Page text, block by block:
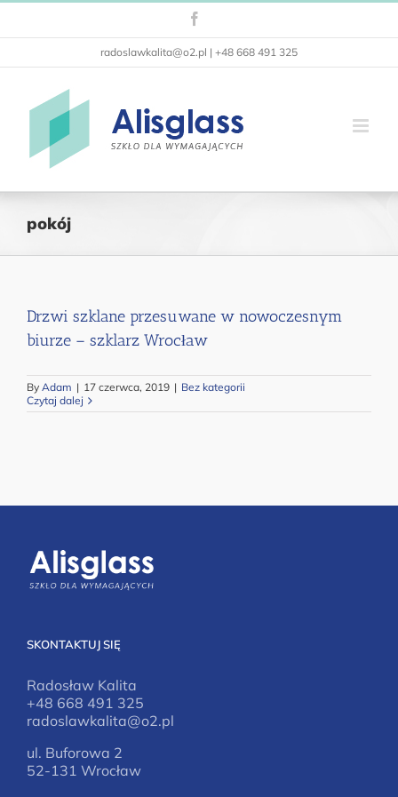
Przejdź
zawartości
radoslawkalita@o2.pl | +48 668 491 325
pokój
Drzwi szklane przesuwane w nowoczesnym
biurze – szklarz Wrocław
By Adam | 17 czerwca, 2019 | Bez kategorii
Czytaj dalej
SKONTAKTUJ SIĘ
Radosław Kalita
+48 668 491 325
radoslawkalita@o2.pl
ul. Buforowa 2
52-131 Wrocław